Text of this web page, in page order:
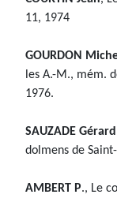
11, 1974
GOURDON
les A.-M., mém.
1976.
SAUZADE Gérard
dolmens de
AMBERT P., Le